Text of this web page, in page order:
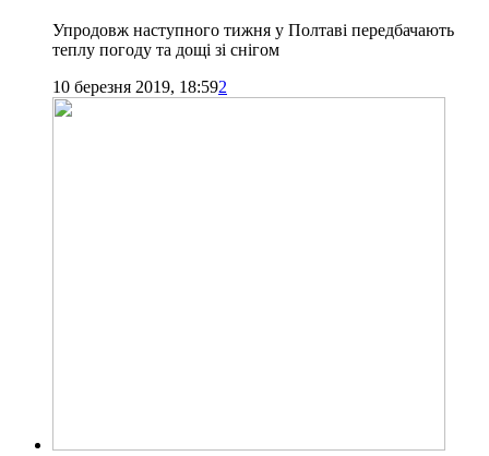
Упродовж наступного тижня у Полтаві передбачають
теплу погоду та дощі зі снігом
10 березня 2019, 18:592